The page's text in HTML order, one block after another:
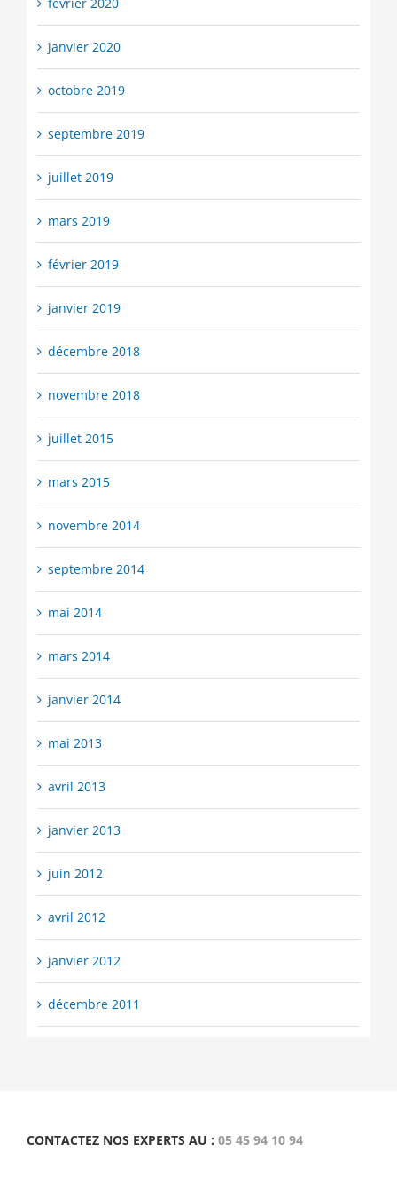
janvier 2020
octobre 2019
septembre 2019
juillet 2019
mars 2019
février 2019
janvier 2019
décembre 2018
novembre 2018
juillet 2015
mars 2015
novembre 2014
septembre 2014
mai 2014
mars 2014
janvier 2014
mai 2013
avril 2013
janvier 2013
juin 2012
avril 2012
janvier 2012
décembre 2011
CONTACTEZ NOS EXPERTS AU : 05 45 94 10 94